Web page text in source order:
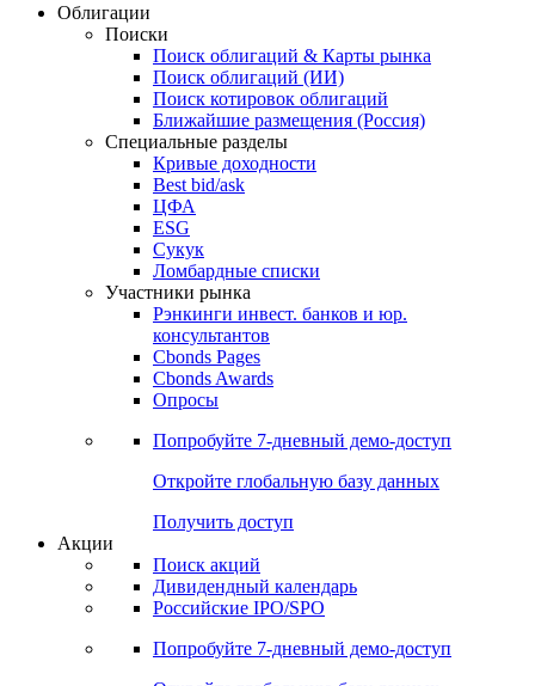
Облигации
Поиски
Поиск облигаций & Карты рынка
Поиск облигаций (ИИ)
Поиск котировок облигаций
Ближайшие размещения (Россия)
Специальные разделы
Кривые доходности
Best bid/ask
ЦФА
ESG
Сукук
Ломбардные списки
Участники рынка
Рэнкинги инвест. банков и юр.
консультантов
Cbonds Pages
Cbonds Awards
Опросы
Попробуйте 7-дневный демо-доступ
Откройте глобальную базу данных
Получить доступ
Акции
Поиск акций
Дивидендный календарь
Российские IPO/SPO
Попробуйте 7-дневный демо-доступ